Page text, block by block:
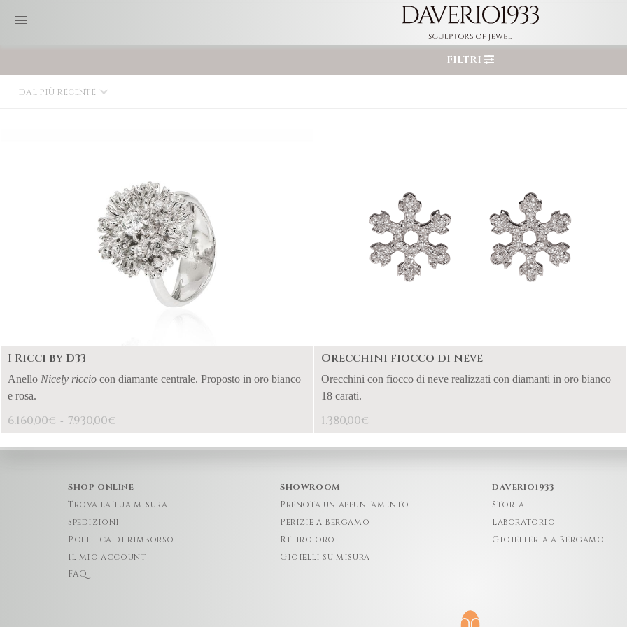
DAL PIÙ RECENTE
I Ricci by D33
Anello Nicely riccio con diamante centrale. Proposto in oro bianco
e rosa.
6.160,00€ - 7.930,00€
Orecchini fiocco di neve
Orecchini con fiocco di neve realizzati con diamanti in oro bianco
18 carati.
1.380,00€
FILTRI
SHOP ONLINE
Trova la tua misura
Spedizioni
Politica di rimborso
Il mio account
FAQ
SHOWROOM
Prenota un appuntamento
Perizie a Bergamo
Ritiro oro
Gioielli su misura
DAVERIO1933
Storia
Laboratorio
Gioielleria a Bergamo